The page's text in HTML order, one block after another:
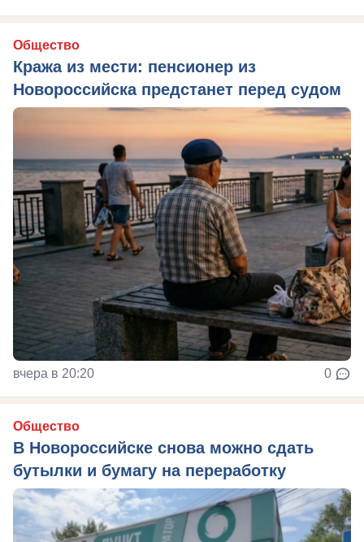
Общество
Кража из мести: пенсионер из
Новороссийска предстанет перед судом
вчера в 20:20 0
Общество
В Новороссийске снова можно сдать
бутылки и бумагу на переработку